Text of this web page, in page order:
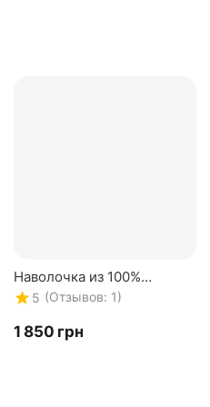
Наволочка из 100%
натурального шелка.
Серая 22 mmi.
Двусторонняя
5 (Отзывов: 1)
‍1 850‍ грн